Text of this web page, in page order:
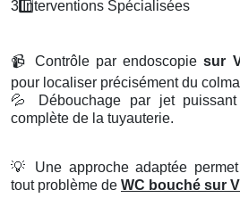
3️Interventions Spécialisées
📹 Contrôle par endoscopiesur
pour localiser précisément du
💦
Débouchage par jet
complète de la tuyauterie.
💡
Une approche adaptée
tout problème de WC bouché sur